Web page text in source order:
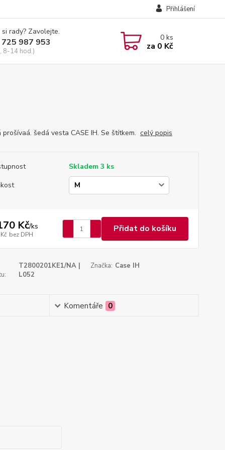
Přihlášení
rady? Zavolejte.
987 953
8-14 hod.)
0ks
za 0 Kč
prošívaá. šedá vesta CASE IH. Se štítkem. celý popis
Skladem 3 ks
Kč/ks
bez DPH
Přidat do košíku
T2800201KE1/NA |
L052
Značka: Case IH
Komentáře 0